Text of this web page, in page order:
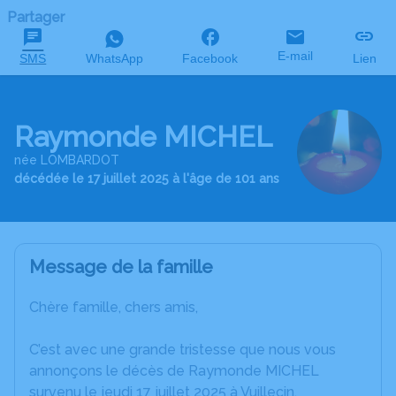
Partager
SMS WhatsApp Facebook E-mail Lien
Raymonde MICHEL
née LOMBARDOT
décédée le 17 juillet 2025 à l'âge de 101 ans
Message de la famille
Chère famille, chers amis,
C’est avec une grande tristesse que nous vous
annonçons le décès de Raymonde MICHEL
survenu le jeudi 17 juillet 2025 à Vuillecin.